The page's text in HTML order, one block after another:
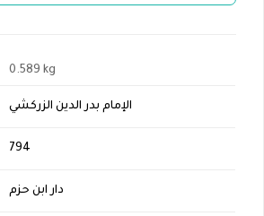
0.589 kg
الإمام بدر الدين الزركشي
794
دار ابن حزم